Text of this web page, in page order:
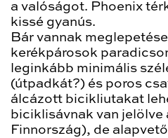
a valóságot. Phoenix
kissé gyanús.
Bár vannak
kerékpárosok
leginkább minimális
(útpadkát?) és poros
álcázott bicikliutakat
biciklisávnak van jelölve
Finnország), de